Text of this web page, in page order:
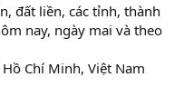
đất liền, các tỉnh, thành
nay, ngày mai và theo
Chí Minh, Việt Nam